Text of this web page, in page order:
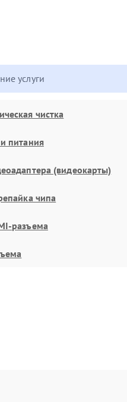
услуги
чистка
питания
(видеокарты)
чипа
разъема